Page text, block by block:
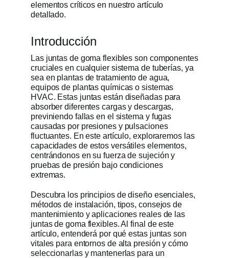
elementos críticos en nuestro artículo
detallado.
Introducción
Las juntas de goma flexibles son componentes
cruciales en cualquier sistema de tuberías, ya
sea en plantas de tratamiento de agua,
equipos de plantas químicas o sistemas
HVAC. Estas juntas están diseñadas para
absorber diferentes cargas y descargas,
previniendo fallas en el sistema y fugas
causadas por presiones y pulsaciones
fluctuantes. En este artículo, exploraremos las
capacidades de estos versátiles elementos,
centrándonos en su fuerza de sujeción y
pruebas de presión bajo condiciones
extremas.
Descubra los principios de diseño esenciales,
métodos de instalación, tipos, consejos de
mantenimiento y aplicaciones reales de las
juntas de goma flexibles. Al final de este
artículo, entenderá por qué estas juntas son
vitales para entornos de alta presión y cómo
seleccionarlas y mantenerlas para un